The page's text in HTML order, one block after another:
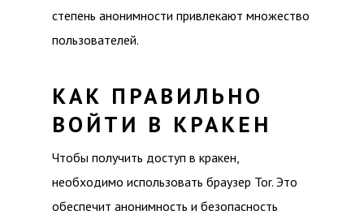
степень анонимности привлекают множество
пользователей.
КАК ПРАВИЛЬНО
ВОЙТИ В КРАКЕН
Чтобы получить доступ в кракен,
необходимо использовать браузер Tor. Это
обеспечит анонимность и безопасность